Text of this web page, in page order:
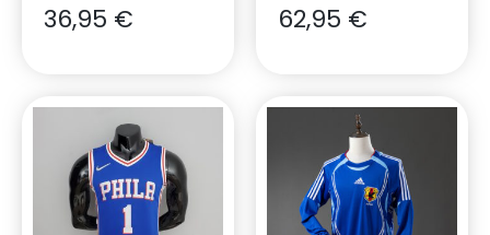
36,95 € 62,95 €